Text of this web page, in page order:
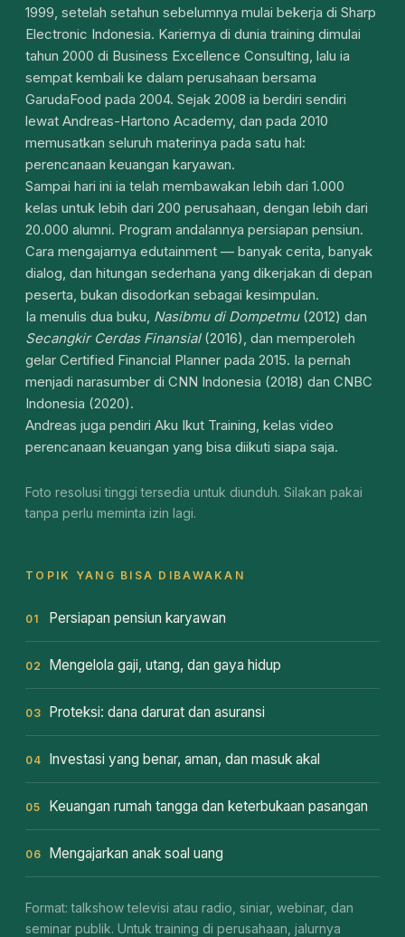
1999, setelah setahun sebelumnya mulai bekerja di Sharp
Electronic Indonesia. Kariernya di dunia training dimulai
tahun 2000 di Business Excellence Consulting, lalu ia
sempat kembali ke dalam perusahaan bersama
GarudaFood pada 2004. Sejak 2008 ia berdiri sendiri
lewat Andreas-Hartono Academy, dan pada 2010
memusatkan seluruh materinya pada satu hal:
perencanaan keuangan karyawan.
Sampai hari ini ia telah membawakan lebih dari 1.000
kelas untuk lebih dari 200 perusahaan, dengan lebih dari
20.000 alumni. Program andalannya persiapan pensiun.
Cara mengajarnya edutainment — banyak cerita, banyak
dialog, dan hitungan sederhana yang dikerjakan di depan
peserta, bukan disodorkan sebagai kesimpulan.
Ia menulis dua buku, Nasibmu di Dompetmu(2012) dan
Secangkir Cerdas Finansial(2016), dan memperoleh
gelar Certified Financial Planner pada 2015. Ia pernah
menjadi narasumber di CNN Indonesia (2018) dan CNBC
Indonesia (2020).
Andreas juga pendiri Aku Ikut Training, kelas video
perencanaan keuangan yang bisa diikuti siapa saja.
Foto resolusi tinggi tersedia untuk diunduh. Silakan pakai
tanpa perlu meminta izin lagi.
TOPIK YANG BISA DIBAWAKAN
01 Persiapan pensiun karyawan
02 Mengelola gaji, utang, dan gaya hidup
03 Proteksi: dana darurat dan asuransi
04 Investasi yang benar, aman, dan masuk akal
05 Keuangan rumah tangga dan keterbukaan pasangan
06 Mengajarkan anak soal uang
Format: talkshow televisi atau radio, siniar, webinar, dan
seminar publik. Untuk training di perusahaan, jalurnya